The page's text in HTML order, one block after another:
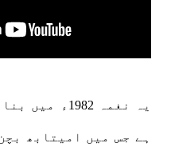
یہ نغمہ
ہے جس میں امیتابھ